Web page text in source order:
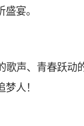
宴。
歌声、青春跃动
人！